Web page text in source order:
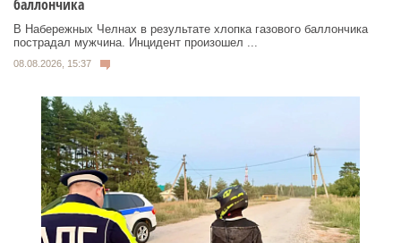
баллончика
В Набережных Челнах в результате хлопка газового баллончика
пострадал мужчина. Инцидент произошел ...
08.08.2026, 15:37